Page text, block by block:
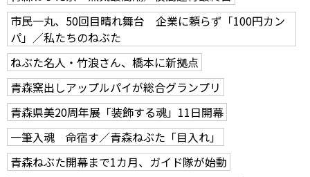
市民一丸、50回目晴れ舞台 企業に頼らず「100円カン
パ」／私たちのねぶた
ねぶた名人・竹浪さん、橋本に新拠点
青森窯出しアップルパイが総合グランプリ
青森県美20周年展「装飾する魂」11日開幕
一筆入魂 命宿す／青森ねぶた「目入れ」
青森ねぶた開幕まで1カ月、ガイド隊が始動